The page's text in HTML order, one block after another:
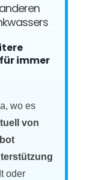
immer
wo es
von
oder